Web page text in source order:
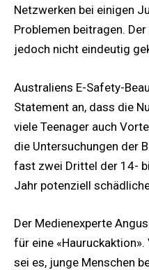
Netzwerken bei einigen
Problemen beitragen.
jedoch nicht eindeutig
Australiens E-Safety-
Statement an, dass die
viele Teenager auch
die Untersuchungen der
fast zwei Drittel der 14-
Jahr potenziell
Der Medienexperte
für eine
sei es, junge Menschen